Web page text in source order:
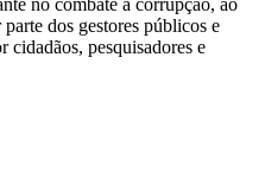
no combate à corrupção, ao
dos gestores públicos e
cidadãos, pesquisadores e